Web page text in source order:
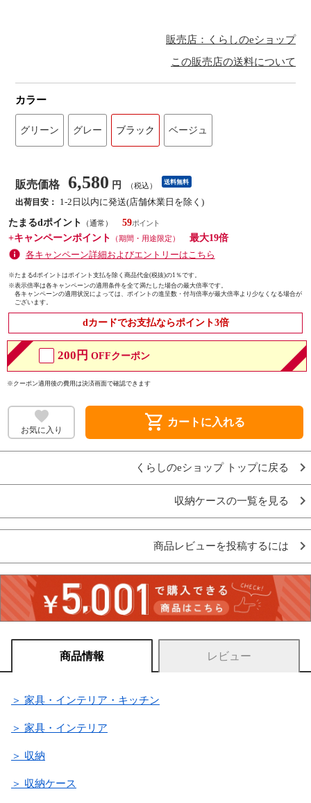
販売店：くらしのeショップ
この販売店の送料について
カラー
グリーン グレー ブラック ベージュ
販売価格 6,580 円 （税込） 送料無料
出荷目安：
1-2日以内に発送(店舗休業日を除く)
たまるdポイント
（通常）
59
+キャンペーンポイント
（期間・用途限定）
最大19倍
各キャンペーン詳細およびエントリーはこちら
※たまるdポイントはポイント支払を除く商品代金(税抜)の1％です。
※表示倍率は各キャンペーンの適用条件を全て満たした場合の最大倍率です。
各キャンペーンの適用状況によっては、ポイントの進呈数・付与倍率が最大倍率より少なくなる場合が
ございます。
dカードでお支払ならポイント3倍
200円 OFFクーポン
※クーポン適用後の費用は決済画面で確認できます
お気に入り shopping_cart カートに入れる
くらしのeショップ トップに戻る
収納ケースの一覧を見る
商品レビューを投稿するには
商品情報 レビュー
＞ 家具・インテリア・キッチン
＞ 家具・インテリア
＞ 収納
＞ 収納ケース